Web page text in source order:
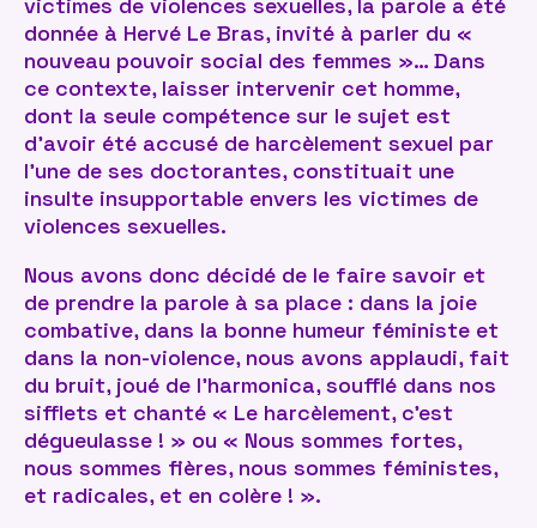
donnée à Hervé Le Bras, invité à parler du «
nouveau pouvoir social des femmes »… Dans
ce contexte, laisser intervenir cet homme,
dont la seule compétence sur le sujet est
d’avoir été accusé de harcèlement sexuel par
l’une de ses doctorantes, constituait une
insulte insupportable envers les victimes de
violences sexuelles.
Nous avons donc décidé de le faire savoir et
de prendre la parole à sa place : dans la joie
combative, dans la bonne humeur féministe et
dans la non-violence, nous avons applaudi, fait
du bruit, joué de l’harmonica, soufflé dans nos
sifflets et chanté « Le harcèlement, c’est
dégueulasse ! » ou « Nous sommes fortes,
nous sommes fières, nous sommes féministes,
et radicales, et en colère ! ».